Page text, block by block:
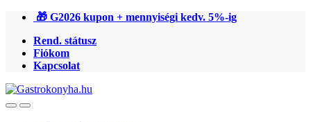
Ugrás
navigációhoz
Ugrás
tartalomra
🎁 G2026 kupon + mennyiségi kedv. 5%-ig
Rend. státusz
Fiókom
Kapcsolat
OpenClose